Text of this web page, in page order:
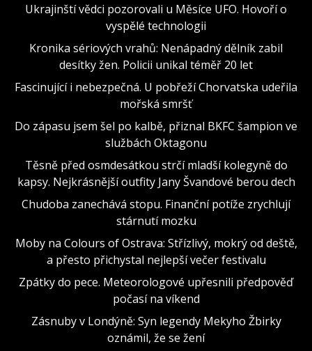
Ukrajinští vědci pozorovali u Měsíce UFO. Hovoří o
vyspělé technologii
Kronika sériových vrahů: Nenápadný dělník zabil
desítky žen. Policii unikal téměř 20 let
Fascinující i nebezpečná. U pobřeží Chorvatska udeřila
mořská smršť
Do zápasu jsem šel po kalbě, přiznal BKFC šampion ve
službách Oktagonu
Těsně před osmdesátkou strčí mladší kolegyně do
kapsy. Nejkrásnější outfity Jany Švandové berou dech
Chudoba zanechává stopu. Finanční potíže zrychlují
stárnutí mozku
Moby na Colours of Ostrava: Střízlivý, mokrý od deště,
a přesto přichystal nejlepší večer festivalu
Zpátky do pece. Meteorologové upřesnili předpověď
počasí na víkend
Zásnuby v Londýně: Syn legendy Mekyho Žbirky
oznámil, že se žení